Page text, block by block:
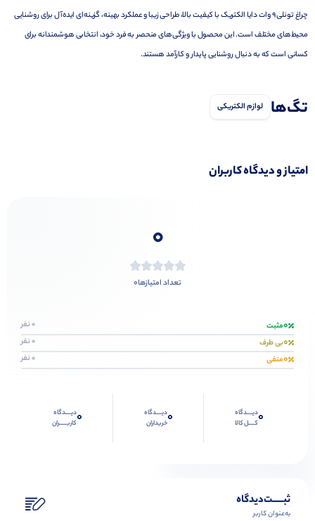
چراغ تونلی 9 وات دایا الکتریک با کیفیت بالا، طراحی زیبا و عملکرد بهینه، گزینه‌ای ایده‌آل برای روشنایی
محیط‌های مختلف است. این محصول با ویژگی‌های منحصر به فرد خود، انتخابی هوشمندانه برای
کسانی است که به دنبال روشنایی پایدار و کارآمد هستند.
تگ‌ها لوازم الکتریکی
امتیاز و دیدگاه کاربران
0
تعداد امتیازها0
0مثبت 0 نفر
0بی طرف 0 نفر
0منفی 0 نفر
0دیــــدگاه
کــــل کالا
0دیــــدگاه
خریداران
0دیــــدگاه
کاربـــــران
ثبـــــت‌دیدگاه
به‌عنوان کاربر